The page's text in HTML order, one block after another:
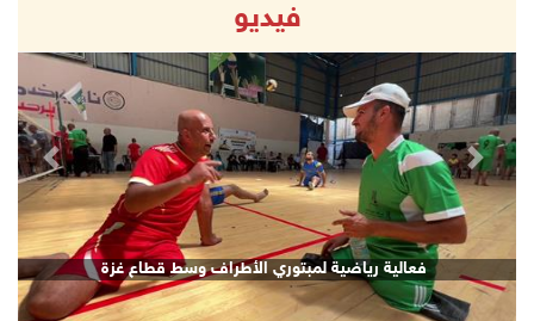
فيديو
قصف إسرائيلي يستهدف حي الشجاعية بغزة
Next